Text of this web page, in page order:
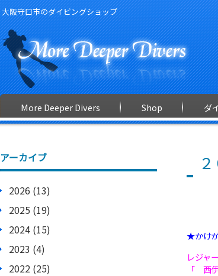
大阪守口市のダイビングショップ
More Deeper Divers Shop ダ
★かけ
レジャ
「 西
アーカイブ
2026 (13)
2025 (19)
2024 (15)
2023 (4)
2022 (25)